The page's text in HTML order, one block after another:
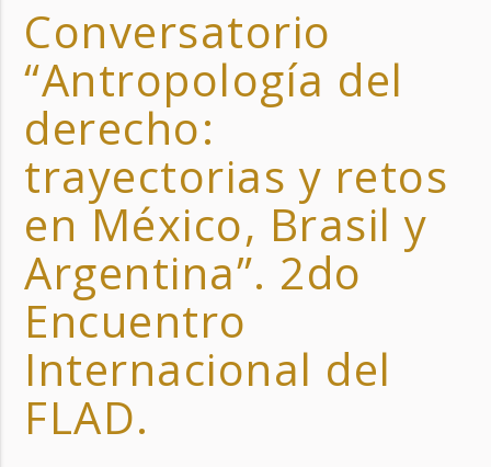
Conversatorio
“Antropología del
derecho:
trayectorias y retos
en México, Brasil y
Argentina”. 2do
Encuentro
Internacional del
FLAD.